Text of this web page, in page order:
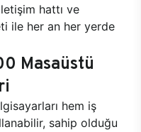
hattı ve
ile her an her yerde
Masaüstü
hem iş
sahip olduğu